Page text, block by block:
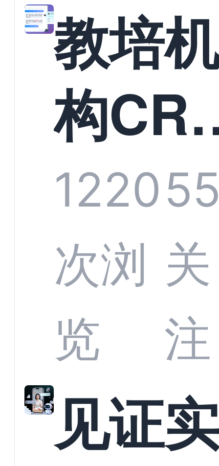
教培机
构
系统头
部供应
商深度
解析：
1220
次浏
览
关
注
见证实